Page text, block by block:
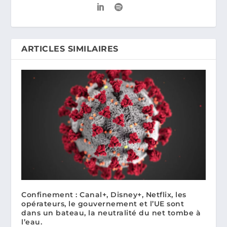
ARTICLES SIMILAIRES
Confinement : Canal+, Disney+, Netflix, les
opérateurs, le gouvernement et l’UE sont
dans un bateau, la neutralité du net tombe à
l’eau.